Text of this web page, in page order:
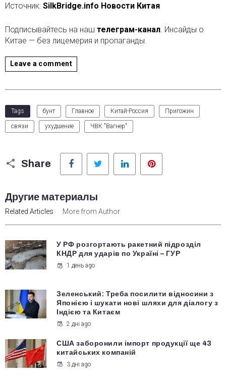
Источник: SilkBridge.info Новости Китая
Подписывайтесь на наш телеграм-канал . Инсайды о
Китае — без лицемерия и пропаганды.
Leave a comment
Tags бунт Главное Китай-Россия Пригожин
связи ухудшение ЧВК "Вагнер"
Share
Facebook Twitter LinkedIn
Другие материалы
Related Articles More from Author
У РФ розгортають ракетний підрозділ
КНДР для ударів по Україні – ГУР
1 день ago
Зеленський: Треба посилити відносини з
Японією і шукати нові шляхи для діалогу з
Індією та Китаєм
2 дні ago
США заборонили імпорт продукції ще 43
китайських компаній
3 дні ago